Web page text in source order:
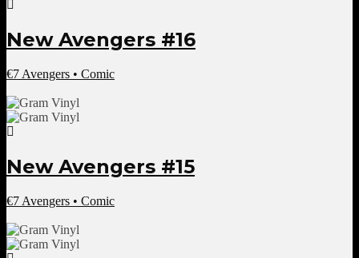
New Avengers #16
€7 Avengers • Comic
New Avengers #15
€7 Avengers • Comic